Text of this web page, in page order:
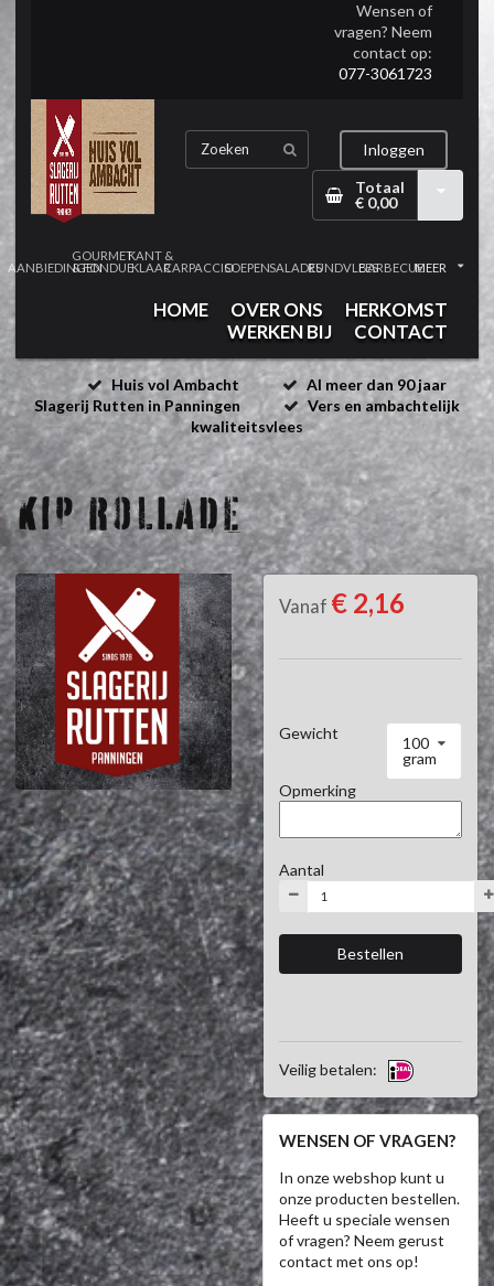
Wensen of
vragen? Neem
contact op:
077-3061723
Inloggen
Totaal
€ 0,00
AANBIEDINGEN
GOURMET
& FONDUE
KANT &
KLAARCARPACCIOSOEPENSALADESRUNDVLEESBARBECUEMEER
HOME OVER ONS
HERKOMST
WERKEN BIJ
CONTACT
Huis vol Ambacht
Al meer dan 90 jaar
Slagerij Rutten in Panningen
Vers en ambachtelijk
kwaliteitsvlees
KIP ROLLADE
Vanaf € 2,16
Gewicht
100
gram
Opmerking
Aantal
Veilig betalen:
WENSEN OF VRAGEN?
In onze webshop kunt u
onze producten bestellen.
Heeft u speciale wensen
of vragen? Neem gerust
contact met ons op!